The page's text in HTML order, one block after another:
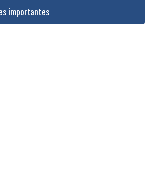
importantes